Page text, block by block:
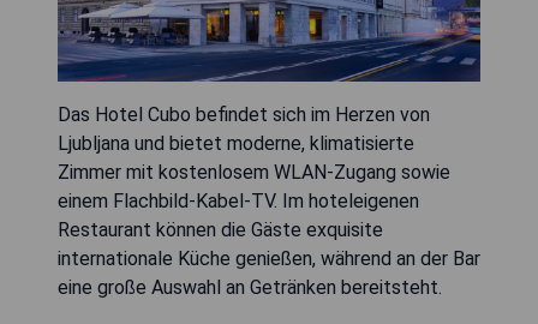
Das Hotel Cubo befindet sich im Herzen von
Ljubljana und bietet moderne, klimatisierte
Zimmer mit kostenlosem WLAN-Zugang sowie
einem Flachbild-Kabel-TV. Im hoteleigenen
Restaurant können die Gäste exquisite
internationale Küche genießen, während an der Bar
eine große Auswahl an Getränken bereitsteht.